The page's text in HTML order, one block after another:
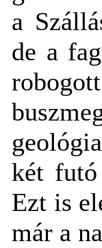
a
de a
két futó
Ezt is
már a